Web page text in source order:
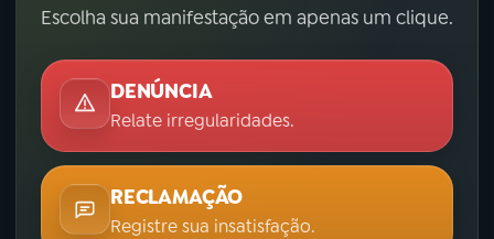
Escolha sua manifestação em apenas um clique.
DENÚNCIA
Relate irregularidades.
RECLAMAÇÃO
Registre sua insatisfação.